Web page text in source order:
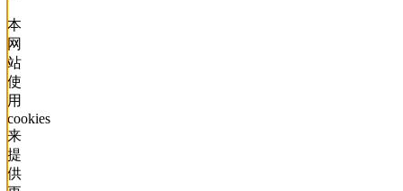
本
网
站
使
用
cookies
来
提
供